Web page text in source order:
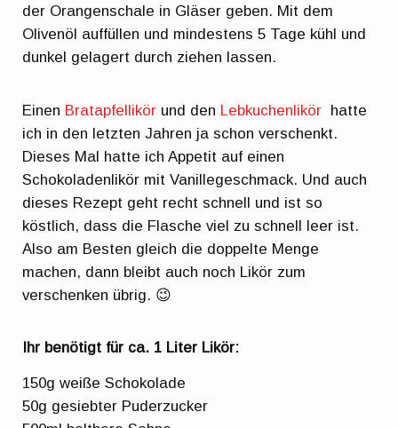
der Orangenschale in Gläser geben. Mit dem
Olivenöl auffüllen und mindestens 5 Tage kühl und
dunkel gelagert durch ziehen lassen.
Einen Bratapfellikör und den Lebkuchenlikör hatte
ich in den letzten Jahren ja schon verschenkt.
Dieses Mal hatte ich Appetit auf einen
Schokoladenlikör mit Vanillegeschmack. Und auch
dieses Rezept geht recht schnell und ist so
köstlich, dass die Flasche viel zu schnell leer ist.
Also am Besten gleich die doppelte Menge
machen, dann bleibt auch noch Likör zum
verschenken übrig. 😉
Ihr benötigt für ca. 1 Liter Likör:
150g weiße Schokolade
50g gesiebter Puderzucker